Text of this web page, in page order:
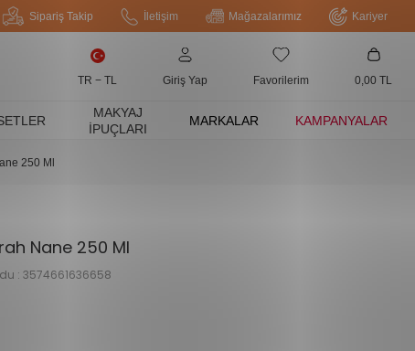
Sipariş Takip İletişim Mağazalarımız Kariyer
TR − TL Giriş Yap Favorilerim 0,00 TL
MAKYAJ
İPUÇLARI
MARKALAR KAMPANYALAR
250 Ml
Nane 250 Ml
: 3574661636658